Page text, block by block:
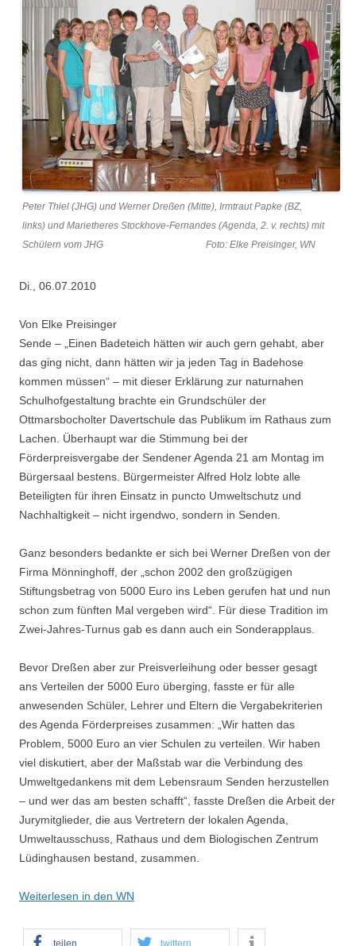
Peter Thiel (JHG) und Werner Dreßen (Mitte), Irmtraut Papke (BZ,
links) und Marietheres Stockhove-Fernandes (Agenda, 2. v. rechts) mit
Schülern vom JHG Foto: Elke Preisinger, WN
Di., 06.07.2010
Von Elke Preisinger
Sende – „Einen Badeteich hätten wir auch gern gehabt, aber
das ging nicht, dann hätten wir ja jeden Tag in Badehose
kommen müssen“ – mit dieser Erklärung zur naturnahen
Schulhofgestaltung brachte ein Grundschüler der
Ottmarsbocholter Davertschule das Publikum im Rathaus zum
Lachen. Überhaupt war die Stimmung bei der
Förderpreisvergabe der Sendener Agenda 21 am Montag im
Bürgersaal bestens. Bürgermeister Alfred Holz lobte alle
Beteiligten für ihren Einsatz in puncto Umweltschutz und
Nachhaltigkeit – nicht irgendwo, sondern in Senden.
Ganz besonders bedankte er sich bei Werner Dreßen von der
Firma Mönninghoff, der „schon 2002 den großzügigen
Stiftungsbetrag von 5000 Euro ins Leben gerufen hat und nun
schon zum fünften Mal vergeben wird“. Für diese Tradition im
Zwei-Jahres-Turnus gab es dann auch ein Sonderapplaus.
Bevor Dreßen aber zur Preisverleihung oder besser gesagt
ans Verteilen der 5000 Euro überging, fasste er für alle
anwesenden Schüler, Lehrer und Eltern die Vergabekriterien
des Agenda Förderpreises zusammen: „Wir hatten das
Problem, 5000 Euro an vier Schulen zu verteilen. Wir haben
viel diskutiert, aber der Maßstab war die Verbindung des
Umweltgedankens mit dem Lebensraum Senden herzustellen
– und wer das am besten schafft“, fasste Dreßen die Arbeit der
Jurymitglieder, die aus Vertretern der lokalen Agenda,
Umweltausschuss, Rathaus und dem Biologischen Zentrum
Lüdinghausen bestand, zusammen.
Weiterlesen in den WN
teilen twittern